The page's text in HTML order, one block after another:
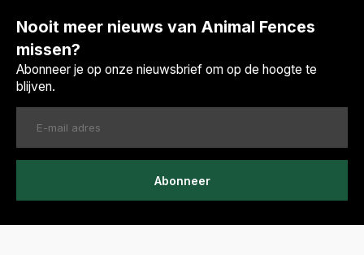
Nooit meer nieuws van Animal Fences
missen?
Abonneer je op onze nieuwsbrief om op de hoogte te
blijven.
Abonneer